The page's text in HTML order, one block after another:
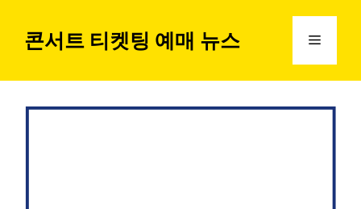
콘서트 티켓팅 예매 뉴스 메